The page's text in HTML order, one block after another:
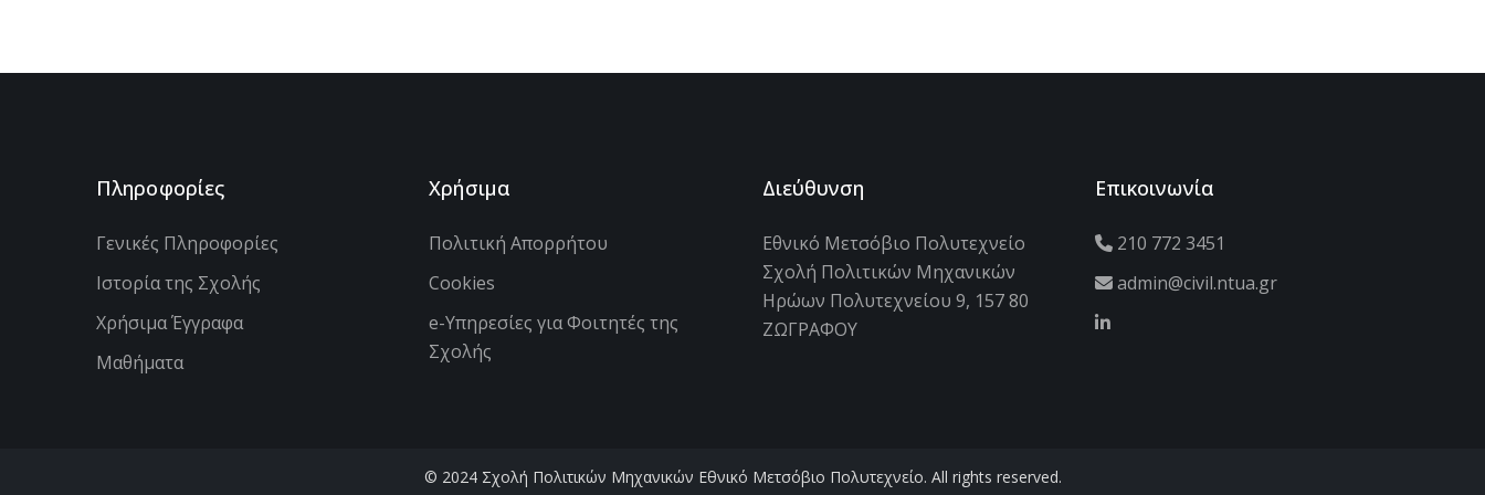
Πληροφορίες
Γενικές Πληροφορίες
Ιστορία της Σχολής
Χρήσιμα Έγγραφα
Μαθήματα
Χρήσιμα
Πολιτική Απορρήτου
Cookies
e-Υπηρεσίες για Φοιτητές της
Σχολής
Διεύθυνση
Εθνικό Μετσόβιο Πολυτεχνείο
Σχολή Πολιτικών Μηχανικών
Ηρώων Πολυτεχνείου 9, 157 80
ΖΩΓΡΑΦΟΥ
Επικοινωνία
210 772 3451
admin@civil.ntua.gr
© 2024 Σχολή Πολιτικών Μηχανικών Εθνικό Μετσόβιο Πολυτεχνείο. All rights reserved.